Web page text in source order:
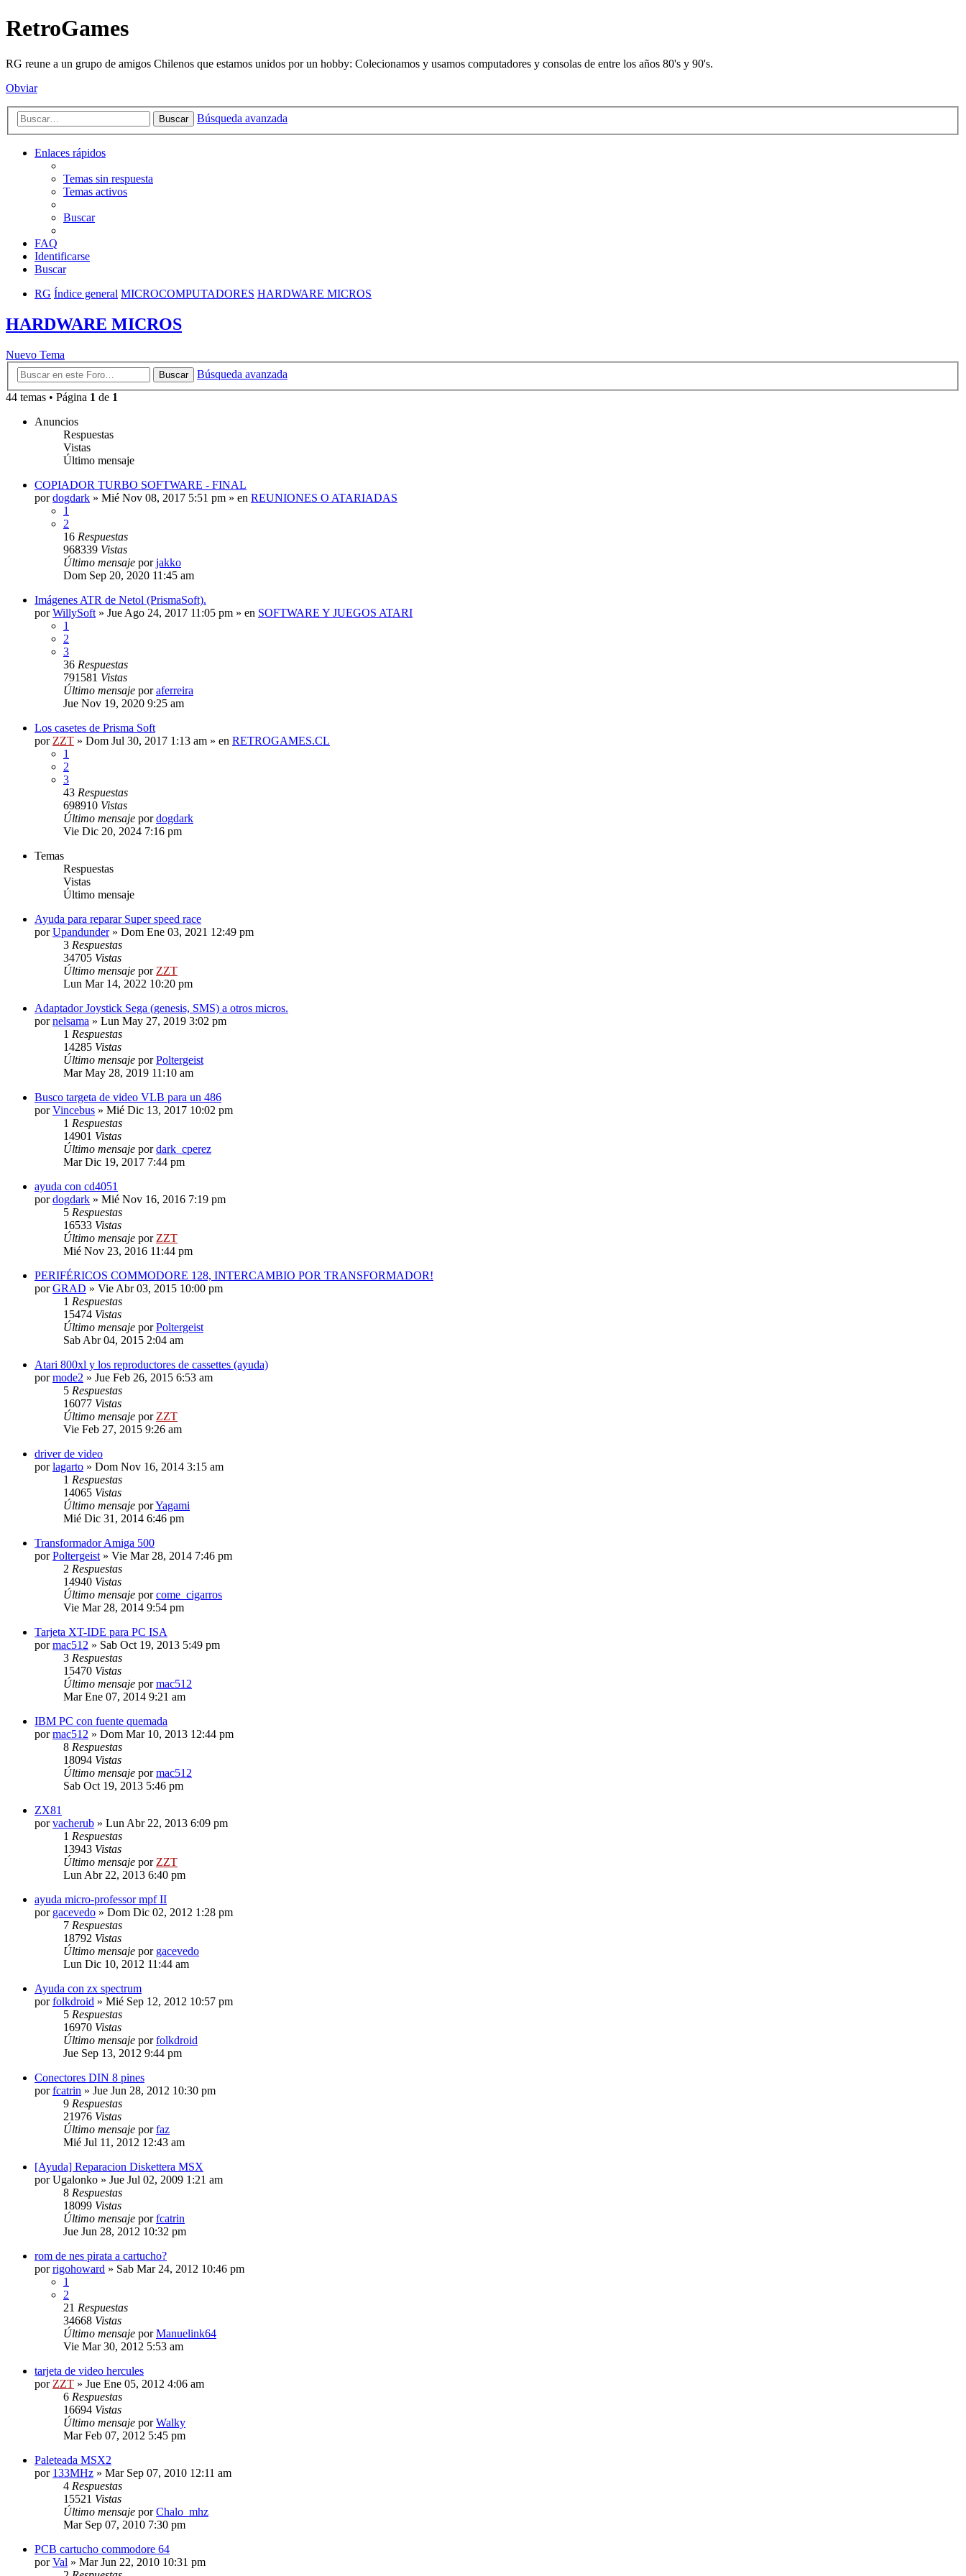
RetroGames
RG reune a un grupo de amigos Chilenos que estamos unidos por un hobby: Colecionamos y usamos computadores y consolas de entre los años 80's y 90's.
Obviar
Buscar Búsqueda avanzada
Enlaces rápidos
Temas sin respuesta
Temas activos
Buscar
FAQ
Identificarse
Buscar
RG Índice general MICROCOMPUTADORES HARDWARE MICROS
HARDWARE MICROS
Nuevo Tema
Buscar
Búsqueda avanzada
44 temas • Página 1 de 1
Anuncios
Respuestas
Vistas
Último mensaje
COPIADOR TURBO SOFTWARE - FINAL
pordogdark » Mié Nov 08, 2017 5:51 pm » en REUNIONES O ATARIADAS
1
2
16 Respuestas
968339 Vistas
Último mensaje porjakko
Dom Sep 20, 2020 11:45 am
Imágenes ATR de Netol (PrismaSoft).
porWillySoft » Jue Ago 24, 2017 11:05 pm » en SOFTWARE Y JUEGOS ATARI
1
2
3
36 Respuestas
791581 Vistas
Último mensaje poraferreira
Jue Nov 19, 2020 9:25 am
Los casetes de Prisma Soft
por ZZT » Dom Jul 30, 2017 1:13 am » en RETROGAMES.CL
1
2
3
43 Respuestas
698910 Vistas
Último mensaje pordogdark
Vie Dic 20, 2024 7:16 pm
Temas
Respuestas
Vistas
Último mensaje
Ayuda para reparar Super speed race
porUpandunder» Dom Ene 03, 2021 12:49 pm
3 Respuestas
34705 Vistas
Último mensaje por ZZT
Lun Mar 14, 2022 10:20 pm
Adaptador Joystick Sega (genesis, SMS) a otros micros.
pornelsama » Lun May 27, 2019 3:02 pm
1 Respuestas
14285 Vistas
Último mensaje porPoltergeist
Mar May 28, 2019 11:10 am
Busco targeta de video VLB para un 486
porVincebus » Mié Dic 13, 2017 10:02 pm
1 Respuestas
14901 Vistas
Último mensaje pordark_cperez
Mar Dic 19, 2017 7:44 pm
ayuda con cd4051
pordogdark » Mié Nov 16, 2016 7:19 pm
5 Respuestas
16533 Vistas
Último mensaje por ZZT
Mié Nov 23, 2016 11:44 pm
PERIFÉRICOS COMMODORE 128, INTERCAMBIO POR TRANSFORMADOR!
porGRAD » Vie Abr 03, 2015 10:00 pm
1 Respuestas
15474 Vistas
Último mensaje porPoltergeist
Sab Abr 04, 2015 2:04 am
Atari 800xl y los reproductores de cassettes (ayuda)
pormode2 » Jue Feb 26, 2015 6:53 am
5 Respuestas
16077 Vistas
Último mensaje por ZZT
Vie Feb 27, 2015 9:26 am
driver de video
porlagarto » Dom Nov 16, 2014 3:15 am
1 Respuestas
14065 Vistas
Último mensaje porYagami
Mié Dic 31, 2014 6:46 pm
Transformador Amiga 500
porPoltergeist » Vie Mar 28, 2014 7:46 pm
2 Respuestas
14940 Vistas
Último mensaje porcome_cigarros
Vie Mar 28, 2014 9:54 pm
Tarjeta XT-IDE para PC ISA
pormac512 » Sab Oct 19, 2013 5:49 pm
3 Respuestas
15470 Vistas
Último mensaje pormac512
Mar Ene 07, 2014 9:21 am
IBM PC con fuente quemada
pormac512 » Dom Mar 10, 2013 12:44 pm
8 Respuestas
18094 Vistas
Último mensaje pormac512
Sab Oct 19, 2013 5:46 pm
ZX81
porvacherub » Lun Abr 22, 2013 6:09 pm
1 Respuestas
13943 Vistas
Último mensaje por ZZT
Lun Abr 22, 2013 6:40 pm
ayuda micro-professor mpf II
por gacevedo » Dom Dic 02, 2012 1:28 pm
7 Respuestas
18792 Vistas
Último mensaje por gacevedo
Lun Dic 10, 2012 11:44 am
Ayuda con zx spectrum
porfolkdroid » Mié Sep 12, 2012 10:57 pm
5 Respuestas
16970 Vistas
Último mensaje porfolkdroid
Jue Sep 13, 2012 9:44 pm
Conectores DIN 8 pines
porfcatrin » Jue Jun 28, 2012 10:30 pm
9 Respuestas
21976 Vistas
Último mensaje porfaz
Mié Jul 11, 2012 12:43 am
[Ayuda] Reparacion Diskettera MSX
porUgalonko » Jue Jul 02, 2009 1:21 am
8 Respuestas
18099 Vistas
Último mensaje porfcatrin
Jue Jun 28, 2012 10:32 pm
rom de nes pirata a cartucho?
porrigohoward » Sab Mar 24, 2012 10:46 pm
1
2
21 Respuestas
34668 Vistas
Último mensaje porManuelink64
Vie Mar 30, 2012 5:53 am
tarjeta de video hercules
por ZZT » Jue Ene 05, 2012 4:06 am
6 Respuestas
16694 Vistas
Último mensaje porWalky
Mar Feb 07, 2012 5:45 pm
Paleteada MSX2
por 133MHz » Mar Sep 07, 2010 12:11 am
4 Respuestas
15521 Vistas
Último mensaje porChalo_mhz
Mar Sep 07, 2010 7:30 pm
PCB cartucho commodore 64
porVal » Mar Jun 22, 2010 10:31 pm